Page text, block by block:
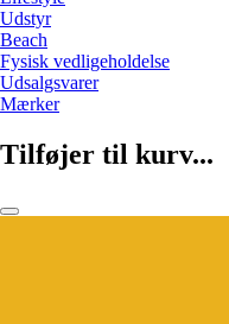
Udstyr
Beach
Fysisk vedligeholdelse
Udsalgsvarer
Mærker
Tilføjer til kurv...